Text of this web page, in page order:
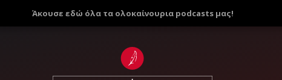
Άκουσε εδώ όλα τα ολοκαίνουρια podcasts μας!